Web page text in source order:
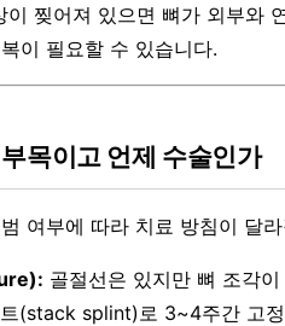
찢어져 있으면 뼈가 외부와
이 필요할 수 있습니다.
목이고 언제 수술인가
여부에 따라 치료 방침이 달
골절선은 있지만 뼈 조각
(stack splint)로 3~4주간 고